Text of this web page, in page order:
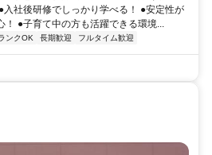
社後研修でしっかり学べる！ ●安定性が
●子育て中の方も活躍できる環境...
ンクOK 長期歓迎 フルタイム歓迎